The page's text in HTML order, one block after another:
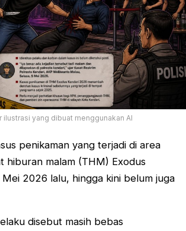
ilustrasi yang dibuat menggunakan AI
penikaman yang terjadi di area
hiburan malam (THM) Exodus
2026 lalu, hingga kini belum juga
disebut masih bebas